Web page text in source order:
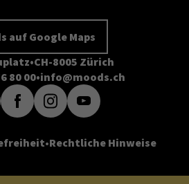
auf Google Maps
CH-8005 Zürich
80 00 info@moods.ch
Rechtliche Hinweise